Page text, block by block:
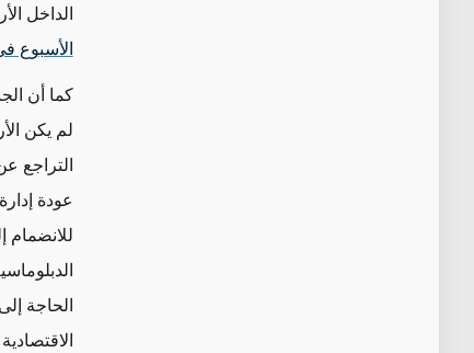
الداخل
الأسبوع
كما أن
لم يكن
التراجع
عودة
للانضمام
الحاجة